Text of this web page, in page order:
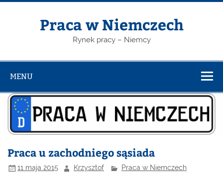
Skip
Praca w Niemczech
Rynek pracy – Niemcy
MENU
Praca u zachodniego sąsiada
11 maja 2015 Krzysztof Praca w Niemczech